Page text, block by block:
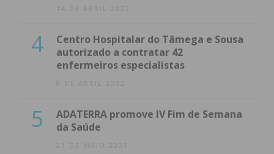
14 DE ABRIL 2022
4
Centro Hospitalar do Tâmega e Sousa
autorizado a contratar 42
enfermeiros especialistas
8 DE ABRIL 2022
5
ADATERRA promove IV Fim de Semana
da Saúde
21 DE MAIO 2021